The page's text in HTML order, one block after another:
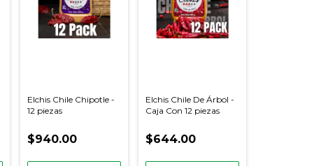
Elchis Chile Chipotle -
12 piezas
$940.00
Elchis Chile De Árbol -
Caja Con 12 piezas
$644.00